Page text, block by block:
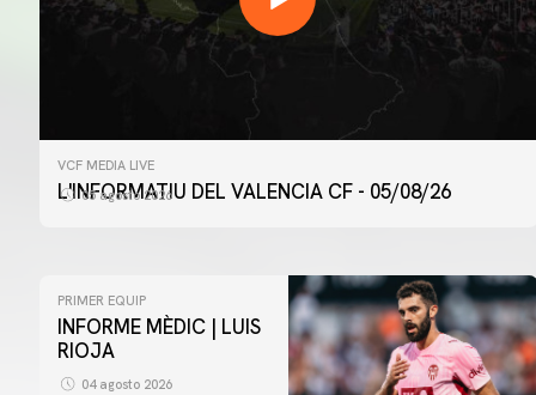
VCF MEDIA LIVE
L'INFORMATIU DEL VALENCIA CF - 05/08/26
05 agosto 2026
PRIMER EQUIP
INFORME MÈDIC | LUIS
RIOJA
04 agosto 2026